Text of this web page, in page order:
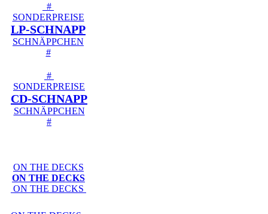
#
SONDERPREISE
LP-SCHNAPP
SCHNÄPPCHEN
#
#
SONDERPREISE
CD-SCHNAPP
SCHNÄPPCHEN
#
ON THE DECKS
ON THE DECKS
ON THE DECKS